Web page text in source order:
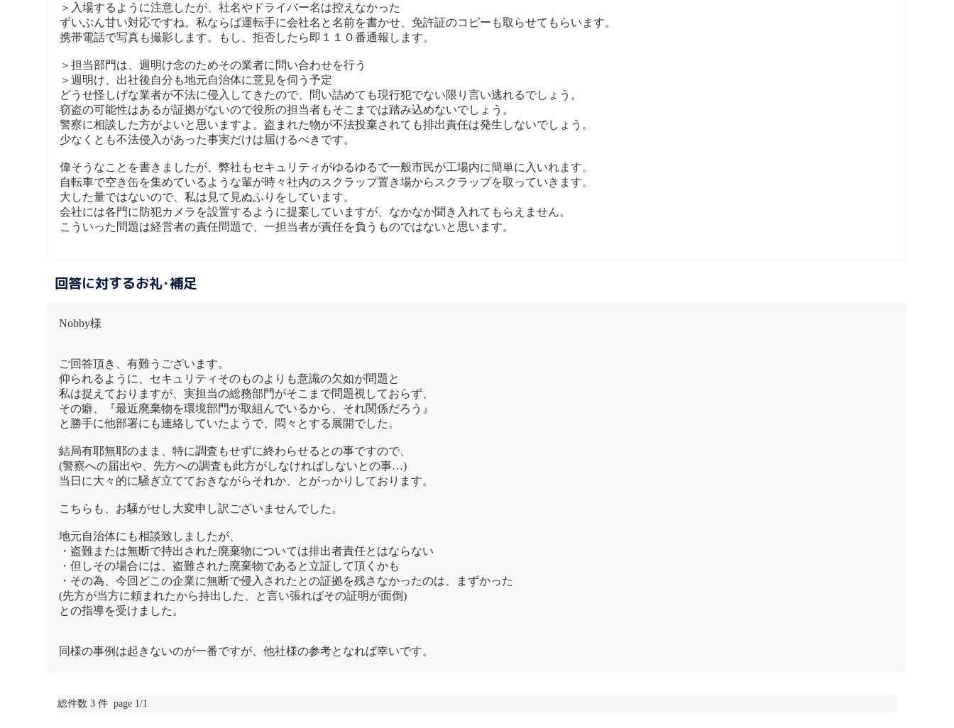
＞入場するように注意したが、社名やドライバー名は控えなかった
ずいぶん甘い対応ですね。私ならば運転手に会社名と名前を書かせ、免許証のコピーも取らせてもらいます。
携帯電話で写真も撮影します。もし、拒否したら即１１０番通報します。
＞担当部門は、週明け念のためその業者に問い合わせを行う
＞週明け、出社後自分も地元自治体に意見を伺う予定
どうせ怪しげな業者が不法に侵入してきたので、問い詰めても現行犯でない限り言い逃れるでしょう。
窃盗の可能性はあるが証拠がないので役所の担当者もそこまでは踏み込めないでしょう。
警察に相談した方がよいと思いますよ。盗まれた物が不法投棄されても排出責任は発生しないでしょう。
少なくとも不法侵入があった事実だけは届けるべきです。
偉そうなことを書きましたが、弊社もセキュリティがゆるゆるで一般市民が工場内に簡単に入いれます。
自転車で空き缶を集めているような輩が時々社内のスクラップ置き場からスクラップを取っていきます。
大した量ではないので、私は見て見ぬふりをしています。
会社には各門に防犯カメラを設置するように提案していますが、なかなか聞き入れてもらえません。
こういった問題は経営者の責任問題で、一担当者が責任を負うものではないと思います。
回答に対するお礼･補足
Nobby様
ご回答頂き、有難うございます。
仰られるように、セキュリティそのものよりも意識の欠如が問題と
私は捉えておりますが、実担当の総務部門がそこまで問題視しておらず、
その癖、『最近廃棄物を環境部門が取組んでいるから、それ関係だろう』
と勝手に他部署にも連絡していたようで、悶々とする展開でした。
結局有耶無耶のまま、特に調査もせずに終わらせるとの事ですので、
(警察への届出や、先方への調査も此方がしなければしないとの事…)
当日に大々的に騒ぎ立てておきながらそれか、とがっかりしております。
こちらも、お騒がせし大変申し訳ございませんでした。
地元自治体にも相談致しましたが、
・盗難または無断で持出された廃棄物については排出者責任とはならない
・但しその場合には、盗難された廃棄物であると立証して頂くかも
・その為、今回どこの企業に無断で侵入されたとの証拠を残さなかったのは、まずかった
(先方が当方に頼まれたから持出した、と言い張ればその証明が面倒)
との指導を受けました。
同様の事例は起きないのが一番ですが、他社様の参考となれば幸いです。
総件数 3 件 page 1/1